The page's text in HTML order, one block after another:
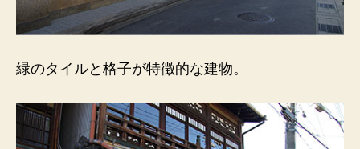
緑のタイルと格子が特徴的な建物。